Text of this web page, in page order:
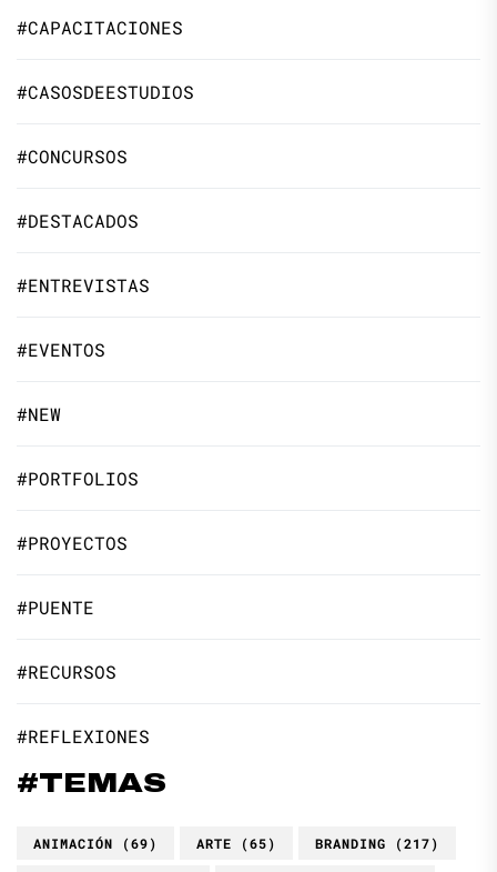
#CAPACITACIONES
#CASOSDEESTUDIOS
#CONCURSOS
#DESTACADOS
#ENTREVISTAS
#EVENTOS
#NEW
#PORTFOLIOS
#PROYECTOS
#PUENTE
#RECURSOS
#REFLEXIONES
#TEMAS
ANIMACIÓN (69) ARTE (65) BRANDING (217)